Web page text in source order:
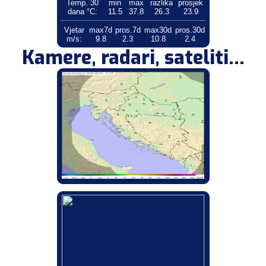
Temp. 30
dana °C:
min
11.5
max
37.8
razlika
26.3
prosjek
23.9
Vjetar
m/s:
max7d
9.8
pros.7d
2.3
max30d
10.8
pros.30d
2.4
Kamere, radari, sateliti...